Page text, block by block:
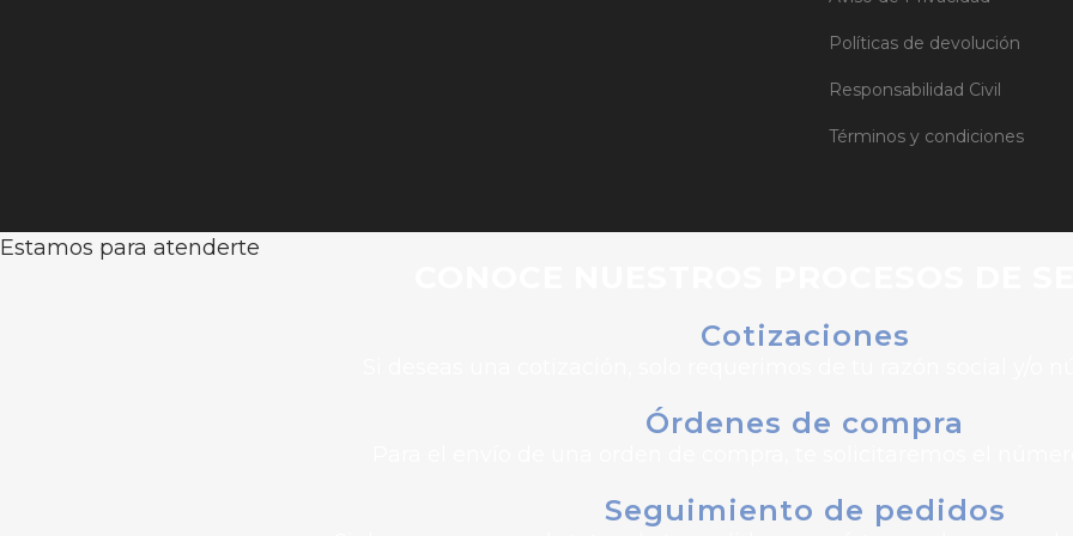
Políticas de devolución
Responsabilidad Civil
Términos y condiciones
Estamos para atenderte
Cotizaciones
Órdenes de compra
Seguimiento de pedidos